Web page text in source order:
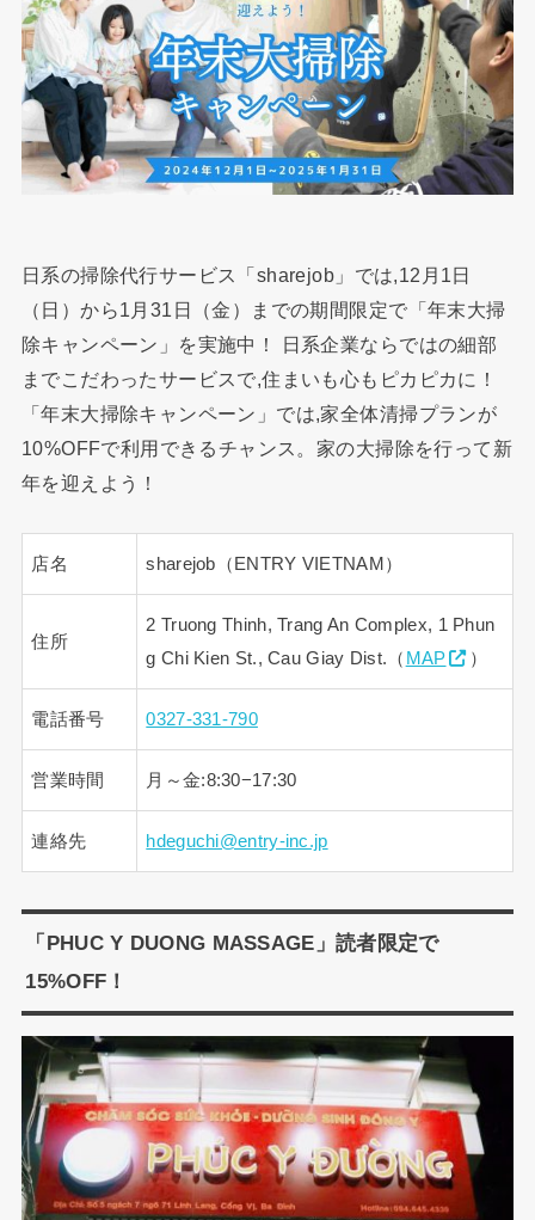
日系の掃除代行サービス「sharejob」では,12月1日
（日）から1月31日（金）までの期間限定で「年末大掃
除キャンペーン」を実施中！ 日系企業ならではの細部
までこだわったサービスで,住まいも心もピカピカに！
「年末大掃除キャンペーン」では,家全体清掃プランが
10%OFFで利用できるチャンス。家の大掃除を行って新
年を迎えよう！
店名 sharejob（ENTRY VIETNAM）
住所
2 Truong Thinh, Trang An Complex, 1 Phun
g Chi Kien St., Cau Giay Dist.（ MAP ）
電話番号 0327-331-790
営業時間 月～金:8:30−17:30
連絡先 hdeguchi@entry-inc.jp
「PHUC Y DUONG MASSAGE」読者限定で
15%OFF！